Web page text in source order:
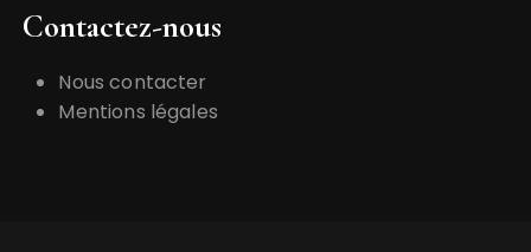
Contactez-nous
Nous contacter
Mentions légales